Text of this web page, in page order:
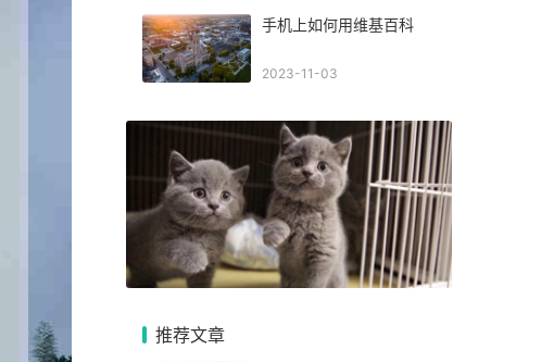
手机上如何用维基百科
2023-11-03
推荐文章